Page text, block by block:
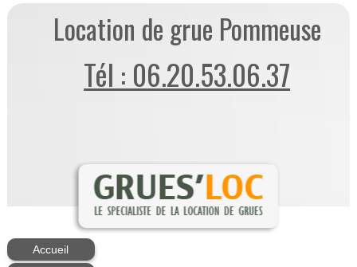
Location de grue Pommeuse
Tél : 06.20.53.06.37
Accueil